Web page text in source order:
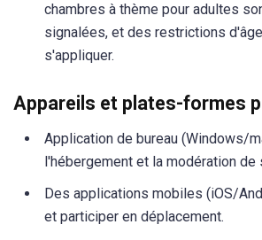
chambres à thème pour adultes
signalées, et des restrictions
s'appliquer.
Appareils et plates-formes
Application de bureau (Windows/
l'hébergement et la modération de
Des applications mobiles (iOS/
et participer en déplacement.